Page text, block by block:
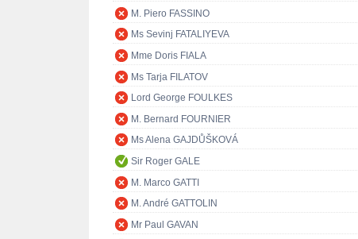
M. Piero FASSINO
Ms Sevinj FATALIYEVA
Mme Doris FIALA
Ms Tarja FILATOV
Lord George FOULKES
M. Bernard FOURNIER
Ms Alena GAJDŮŠKOVÁ
Sir Roger GALE
M. Marco GATTI
M. André GATTOLIN
Mr Paul GAVAN